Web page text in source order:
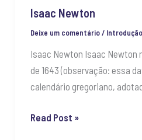
Isaac Newton
Deixe um comentário /
Isaac Newton Isaac Newton
de 1643 (observação: essa
calendário gregoriano,
Read Post »